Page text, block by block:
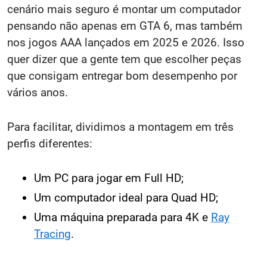
cenário mais seguro é montar um computador
pensando não apenas em GTA 6, mas também
nos jogos AAA lançados em 2025 e 2026. Isso
quer dizer que a gente tem que escolher peças
que consigam entregar bom desempenho por
vários anos.
Para facilitar, dividimos a montagem em três
perfis diferentes:
Um PC para jogar em Full HD;
Um computador ideal para Quad HD;
Uma máquina preparada para 4K e Ray
Tracing.